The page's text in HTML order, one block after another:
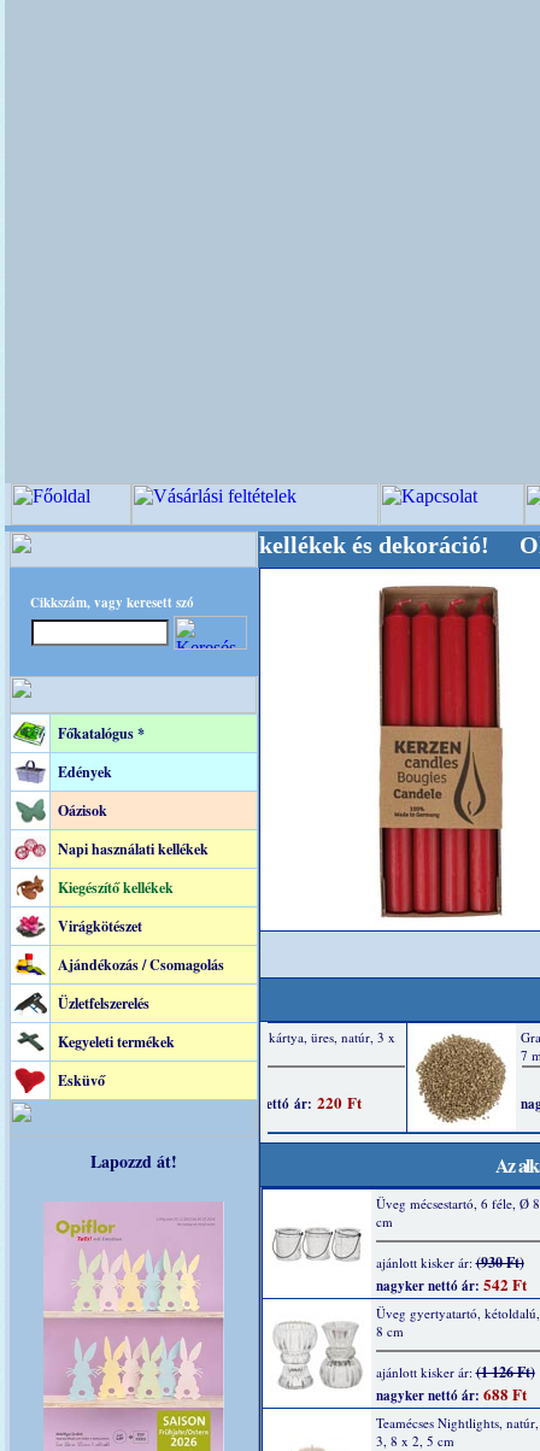
Cikkszám, vagy keresett szó
Főkatalógus *
Edények
Oázisok
Napi használati kellékek
Kiegészítő kellékek
Virágkötészet
Ajándékozás / Csomagolás
Üzletfelszerelés
Kegyeleti termékek
Esküvő
Lapozzd át!
, Kegyeleti-kellékek és dekoráció!
Az
Üveg mécsestartó, 6 féle, Ø
cm
ajánlott kisker ár:(930 Ft)
nagyker nettó ár: 542 Ft
Üveg gyertyatartó,
8 cm
ajánlott kisker ár:(1 126 Ft)
nagyker nettó ár: 688 Ft
Teamécses Nightlights,
3, 8 x 2, 5 cm